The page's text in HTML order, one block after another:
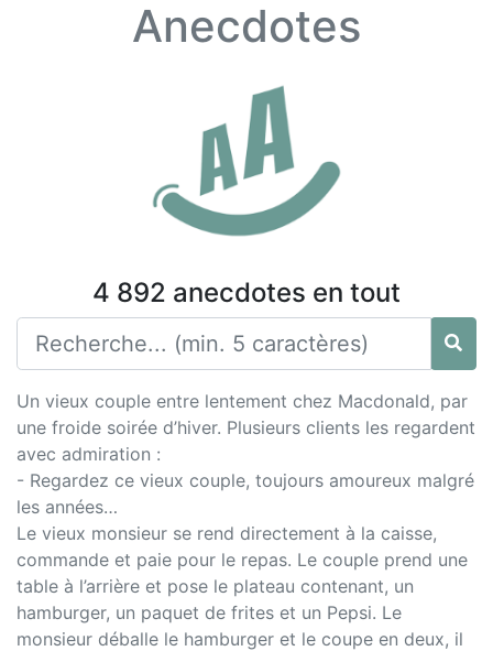
Anecdotes
4 892 anecdotes en tout
Un vieux couple entre lentement chez Macdonald, par
une froide soirée d’hiver. Plusieurs clients les regardent
avec admiration :
- Regardez ce vieux couple, toujours amoureux malgré
les années…
Le vieux monsieur se rend directement à la caisse,
commande et paie pour le repas. Le couple prend une
table à l’arrière et pose le plateau contenant, un
hamburger, un paquet de frites et un Pepsi. Le
monsieur déballe le hamburger et le coupe en deux, il